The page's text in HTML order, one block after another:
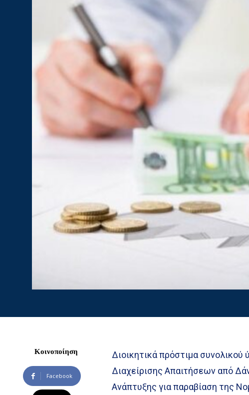
Κοινοποίηση
Facebook
Διοικητικά πρόστιμα
Διαχείρισης Απαιτήσεων από
Ανάπτυξης για παραβίαση της